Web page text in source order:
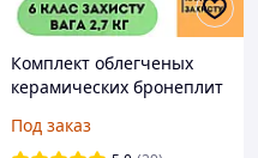
Комплект облегченых
керамических бронеплит
Легкие бронепластины
Под заказ